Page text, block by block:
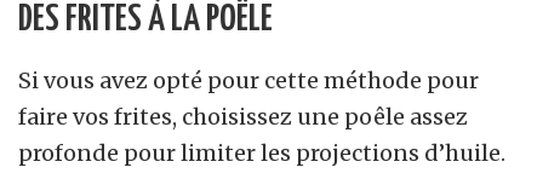
DES FRITES À LA POÊLE
Si vous avez opté pour cette méthode pour
faire vos frites, choisissez une poêle assez
profonde pour limiter les projections d’huile.